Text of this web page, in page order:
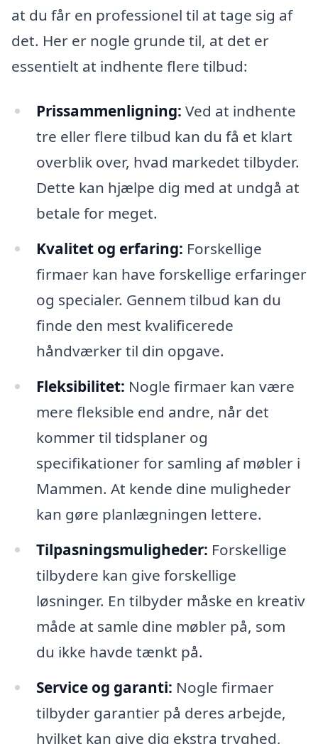
at du får en professionel til at tage sig af
det. Her er nogle grunde til, at det er
essentielt at indhente flere tilbud:
Prissammenligning: Ved at indhente
tre eller flere tilbud kan du få et klart
overblik over, hvad markedet tilbyder.
Dette kan hjælpe dig med at undgå at
betale for meget.
Kvalitet og erfaring: Forskellige
firmaer kan have forskellige erfaringer
og specialer. Gennem tilbud kan du
finde den mest kvalificerede
håndværker til din opgave.
Fleksibilitet: Nogle firmaer kan være
mere fleksible end andre, når det
kommer til tidsplaner og
specifikationer for samling af møbler i
Mammen. At kende dine muligheder
kan gøre planlægningen lettere.
Tilpasningsmuligheder: Forskellige
tilbydere kan give forskellige
løsninger. En tilbyder måske en kreativ
måde at samle dine møbler på, som
du ikke havde tænkt på.
Service og garanti: Nogle firmaer
tilbyder garantier på deres arbejde,
hvilket kan give dig ekstra tryghed,